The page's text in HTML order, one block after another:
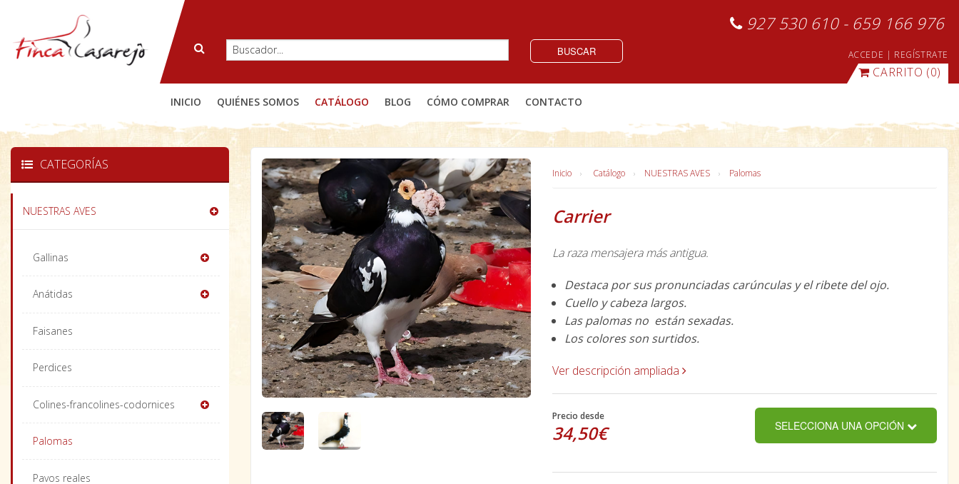
927 530 610 - 659 166 976
BUSCAR ACCEDE | REGÍSTRATE
CARRITO (0)
INICIO QUIÉNES SOMOS CATÁLOGO BLOG CÓMO COMPRAR CONTACTO
Inicio Catálogo NUESTRAS AVES Palomas
Carrier
La raza mensajera más antigua.
Destaca por sus pronunciadas carúnculas y el ribete del ojo.
Cuello y cabeza largos.
Las palomas no están sexadas.
Los colores son surtidos.
Ver descripción ampliada
Precio desde
34,50€ SELECCIONA UNA OPCIÓN
CATEGORÍAS
NUESTRAS AVES
Gallinas
Anátidas
Faisanes
Perdices
Colines-francolines-codornices
Palomas
Pavos reales